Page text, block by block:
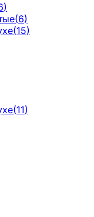
)
(6)
(15)
(11)